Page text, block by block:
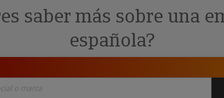
y ERP
· Recuperación de
Investigada
saber más sobre una
española?